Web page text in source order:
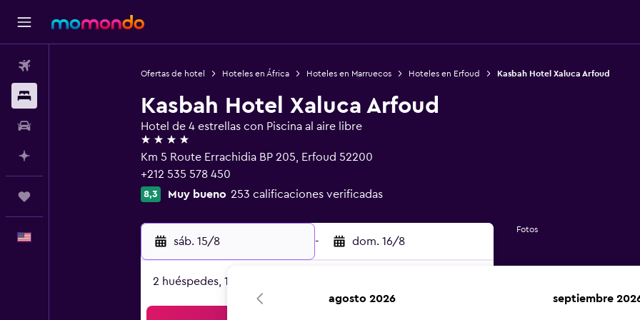
Ofertas de hotel Hoteles en África Hoteles en Marruecos Hoteles en Erfoud Kasbah Hotel Xaluca Arfoud
Kasbah Hotel Xaluca Arfoud
Hotel de 4 estrellas con Piscina al aire libre
4 estrellas
Km 5 Route Errachidia BP 205, Erfoud 52200
+212 535 578 450
8,3 Muy bueno 253 calificaciones verificadas
sáb. 15/8 - dom. 16/8
2 huéspedes, 1 habitación
Fotos
agosto 2026 septiembre